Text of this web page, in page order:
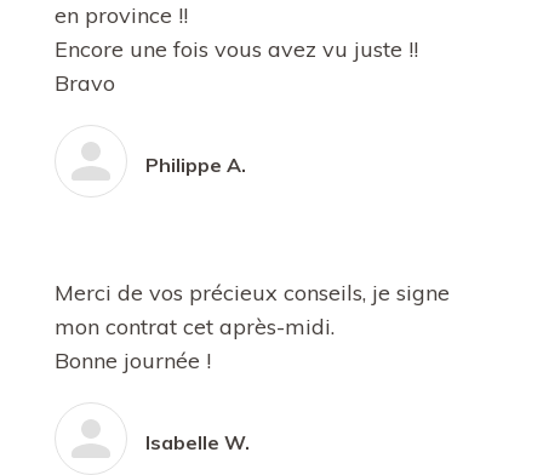
en province !!
Encore une fois vous avez vu juste !!
Bravo
Philippe A.
Merci de vos précieux conseils, je signe
mon contrat cet après-midi.
Bonne journée !
Isabelle W.